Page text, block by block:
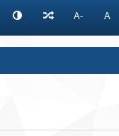
A- A